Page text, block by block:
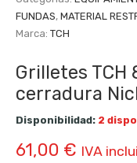
FUNDAS, MATERIAL
Marca: TCH
Grilletes TCH
cerradura
Disponibilidad: 2
61,00 € IVA